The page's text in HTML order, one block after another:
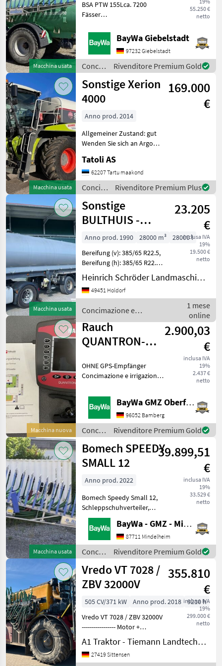
Macchina usata
55.250 €
netto
BSA PTW 155Lca. 7200
Fässer
Werk:1 2. ANSAUG INCL.
BETÄTIGUNGSZ1
ANSAUGLEITUNG NW 1501
AUFPREIS FÜR
FEDERAGGREGAT 31
AUFPREIS SPEZIALLACKIE
BayWa Giebelstadt
97232 Giebelstadt
Concimazione
e
irrigazione
/ BSA
Rivenditore Premium Gold
Macchina usata
Sonstige Xerion
4000
169.000
€
Anno prod. 2014
Allgemeiner Zustand: gut
Wenden Sie sich an Argo
Informationen zu erhalten.
= Weitere Informationen =
Kraftstofftyp: Diesel
Betriebsstunden: 7.619
Tatoli AS
62207 Tartu maakond
Concimazione
e
irrigazione
/
Sonstige
Rivenditore Premium Plus
Macchina usata
Sonstige
BULTHUIS -
GÜLLEAUFLIEGER
TI 30A
23.205
€
inclusa IVA
19%
19.500 €
netto
Anno prod. 1990 28000 m³
28000 l
Bereifung (v): 385/65 R22.5,
Bereifung (h): 385/65 R22.5,
Tridem-Achse,
selbstfahrend ________ IM
KUNDENAUFTRAG /
Jurop Vakuum Kompress
Heinrich Schröder Landmaschinen KG Holdorf
49451 Holdorf
Concimazione e
irrigazione / Sonstige
1 mese
online
Macchina nuova
Rauch
QUANTRON-
2.900,03
€
inclusa IVA
19%
2.437 €
netto
OHNE GPS-Empfänger
Concimazione e irrigazione
BayWa GMZ Oberfranken
96052 Bamberg
Concimazione
e
irrigazione
/ Rauch
Rivenditore Premium Gold
Macchina usata
Bomech SPEEDY
SMALL 12
39.899,51
€
inclusa IVA
19%
33.529 €
netto
Anno prod. 2022
Bomech Speedy Small 12,
Schleppschuhverteiler,
Baujahr 2022, ca. 12m
ABBlattfedern Länge
+100mm ab R30.5mech
TeilbreiteSchnellverschlussSteuerung
SIGNO 4.0 SpeedyAngabe
BayWa - GMZ - Mindelheim
87711 Mindelheim
Concimazione
e
irrigazione
/
Bomech
Rivenditore Premium Gold
Vredo VT 7028 /
ZBV 32000V
355.810
€
inclusa IVA
19%
299.000 €
netto
505 CV/371 kW Anno prod. 2018
9210 h
Vredo VT 7028 / ZBV 32000V
----------------- Motor +
Leistung Deutz TCD 16.0 V8
Motor mit 505 kW / 687 PS,
wassergekühlt und Stage 4
A1 Traktor - Tiemann Landtechnik GmbH & Co KG
27419 Sittensen